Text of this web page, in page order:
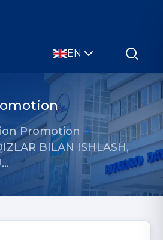
EN
Promotion
BILAN ISHLASH,